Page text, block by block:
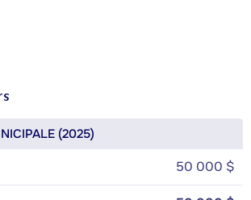
(2025)
50 000 $